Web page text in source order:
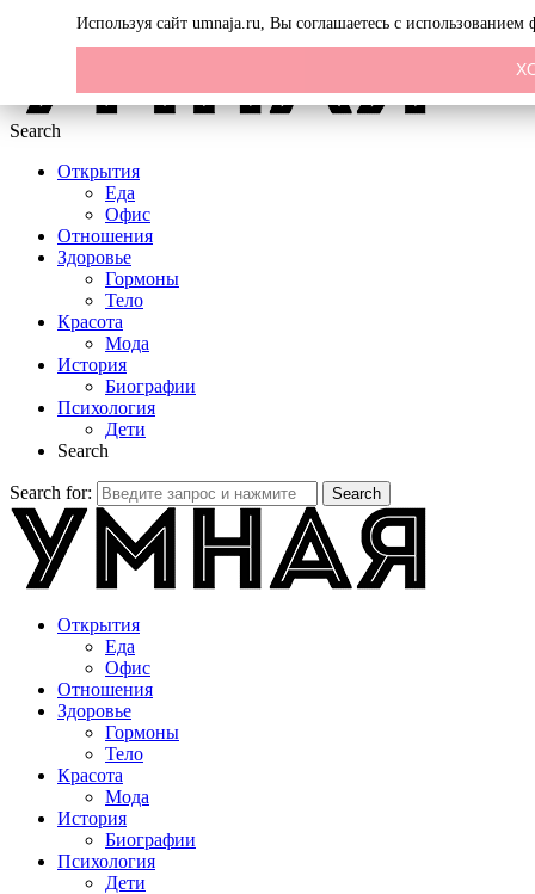
Search
Открытия
Еда
Офис
Отношения
Здоровье
Гормоны
Тело
Красота
Мода
История
Биографии
Психология
Дети
Search
Search for: Search
Открытия
Еда
Офис
Отношения
Здоровье
Гормоны
Тело
Красота
Мода
История
Биографии
Психология
Дети
Используя сайт umnaja.ru, Вы соглашаетесь с использованием